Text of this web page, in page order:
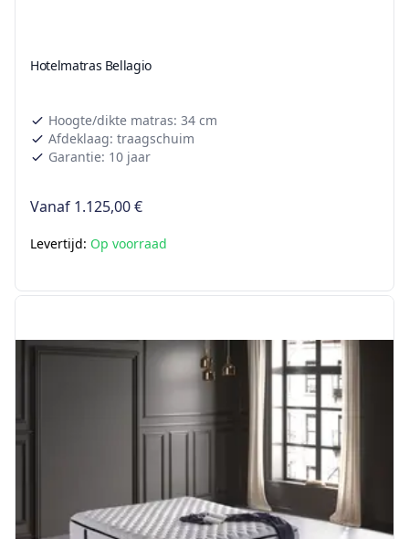
Hotelmatras Bellagio
Hoogte/dikte matras: 34 cm
Afdeklaag: traagschuim
Garantie: 10 jaar
Vanaf 1.125,00 €
Levertijd: Op voorraad